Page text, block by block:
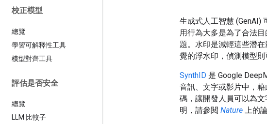
校正模型
總覽
學習可解釋性工具
模型對齊工具
評估是否安全
總覽
LLM 比較子
生成式人工智慧 (GenAI)
用行為大多是為了合法
題。水印是減輕這些潛
覺的浮水印，偵測模型則
SynthID 是 Google
音訊、文字或影片中，
碼，讓開發人員可以為
明，請參閱 Nature 上的論